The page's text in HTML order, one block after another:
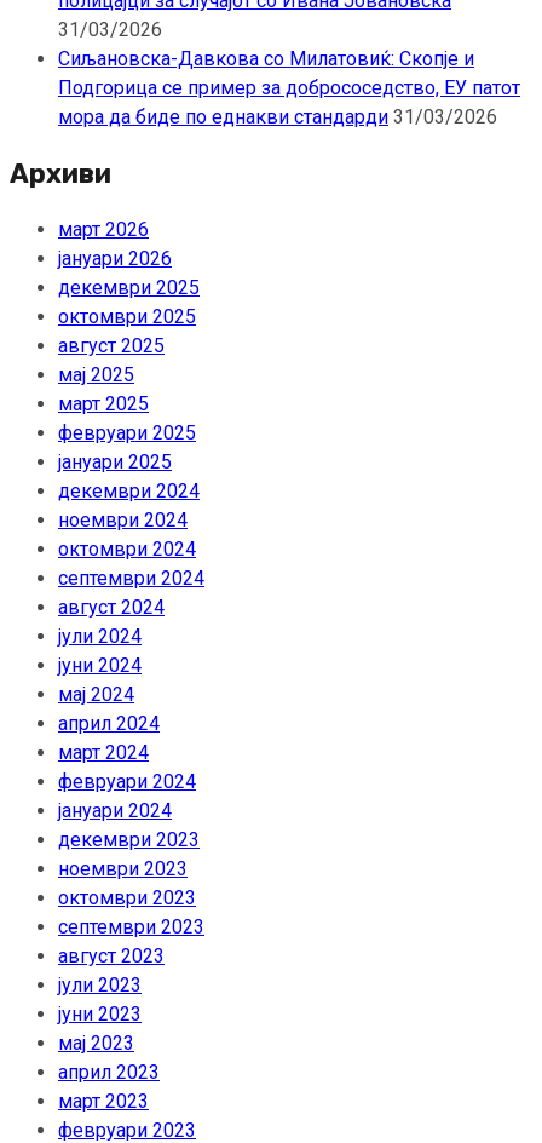
31/03/2026
Сиљановска-Давкова со Милатовиќ: Скопје и
Подгорица се пример за добрососедство, ЕУ патот
мора да биде по еднакви стандарди 31/03/2026
Архиви
март 2026
јануари 2026
декември 2025
октомври 2025
август 2025
мај 2025
март 2025
февруари 2025
јануари 2025
декември 2024
ноември 2024
октомври 2024
септември 2024
август 2024
јули 2024
јуни 2024
мај 2024
април 2024
март 2024
февруари 2024
јануари 2024
декември 2023
ноември 2023
октомври 2023
септември 2023
август 2023
јули 2023
јуни 2023
мај 2023
април 2023
март 2023
февруари 2023